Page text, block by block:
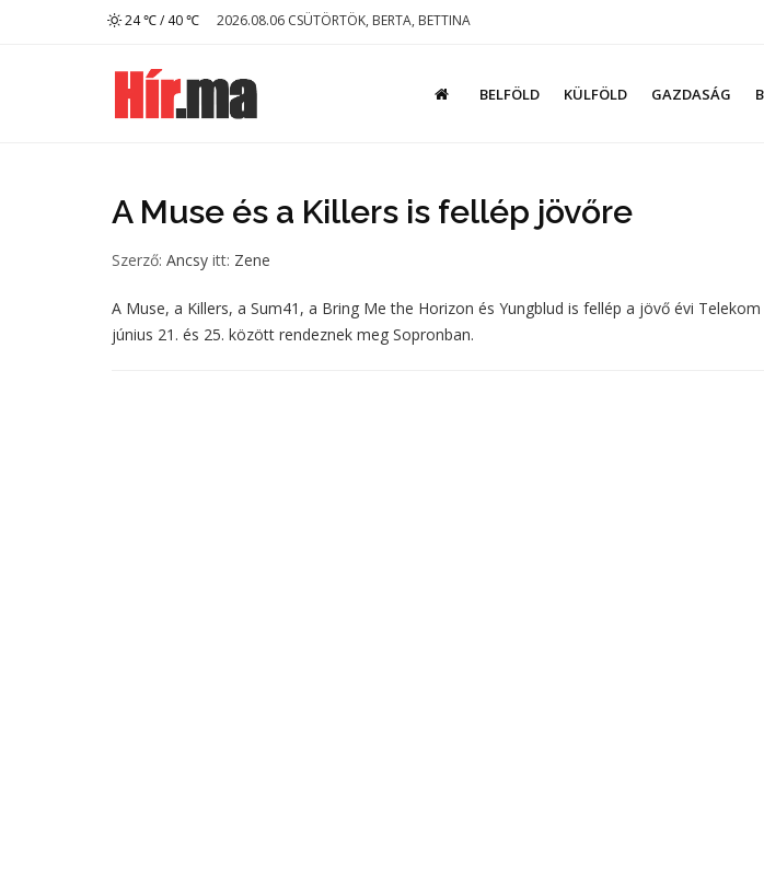
24 ℃ / 40 ℃ 2026.08.06 CSÜTÖRTÖK, BERTA, BETTINA
BELFÖLD KÜLFÖLD GAZDASÁG
A Muse és a Killers is fellép jövőre
Szerző: Ancsy itt: Zene
A Muse, a Killers, a Sum41, a Bring Me the Horizon és Yungblud is fellép a jövő évi
június 21. és 25. között rendeznek meg Sopronban.